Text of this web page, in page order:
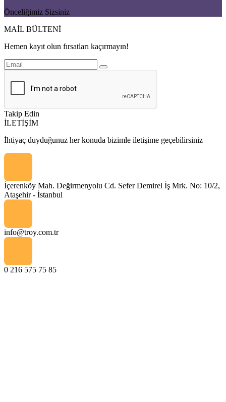
Önceliğimiz Sizsiniz
MAİL BÜLTENİ
Hemen kayıt olun fırsatları kaçırmayın!
Takip Edin
İLETİŞİM
İhtiyaç duyduğunuz her konuda bizimle iletişime geçebilirsiniz
İçerenköy Mah. Değirmenyolu Cd. Sefer Demirel İş Mrk. No: 10/2,
Ataşehir - İstanbul
info@troy.com.tr
0 216 575 75 85